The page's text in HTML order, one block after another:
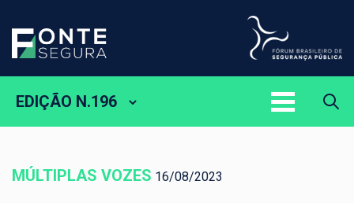
EDIÇÃO N.196
MÚLTIPLAS VOZES 16/08/2023